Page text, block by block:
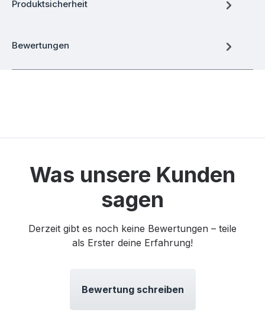
Produktsicherheit
Bewertungen
Was unsere Kunden
sagen
Derzeit gibt es noch keine Bewertungen – teile
als Erster deine Erfahrung!
Bewertung schreiben